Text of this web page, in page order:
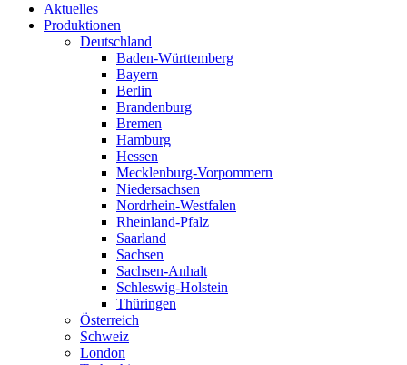
Aktuelles
Produktionen
Deutschland
Baden-Württemberg
Bayern
Berlin
Brandenburg
Bremen
Hamburg
Hessen
Mecklenburg-Vorpommern
Niedersachsen
Nordrhein-Westfalen
Rheinland-Pfalz
Saarland
Sachsen
Sachsen-Anhalt
Schleswig-Holstein
Thüringen
Österreich
Schweiz
London